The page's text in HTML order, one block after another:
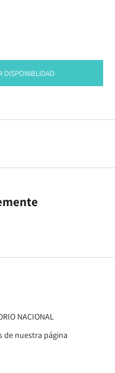
DISPONIBLIDAD
NACIONAL
de nuestra página
12
item 3